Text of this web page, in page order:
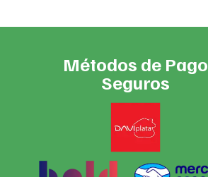
Métodos de Pago
Seguros